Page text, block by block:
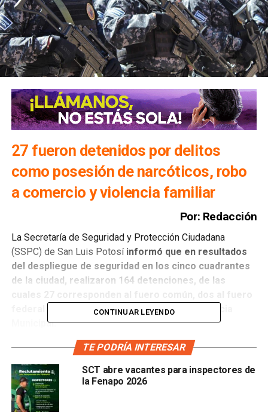
27 fueron detenidos por delitos
como posesión de narcóticos, robo
a comercio y violencia familiar
Por: Redacción
La Secretaría de Seguridad y Protección Ciudadana
(SSPC) de San Luis Potosí informó que en resultados
del despliegue de seguridad en los cinco cuadrantes
de la ciudad, realizaron 164 detenciones, de las
federal y 135 puestas a disposición de la Justicia
Municipal.
El informe de resultados de la SSPC correspondiente a la
semana del 2 al 8 de abril
destacaron la detención de
27 personas por la comisión de delitos como
posesión de narcóticos, robo a comercio y violencia
familiar.Asimismo, señalaron que
CONTINUAR LEYENDO
TE PODRÍA INTERESAR
SCT abre vacantes para inspectores de
la Fenapo 2026